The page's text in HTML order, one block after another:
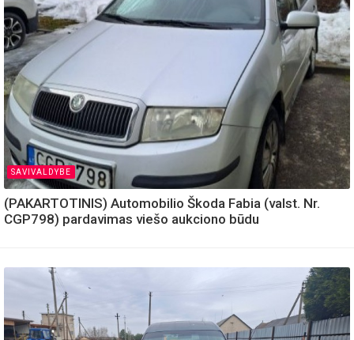
SAVIVALDYBE
(PAKARTOTINIS) Automobilio Škoda Fabia (valst. Nr.
CGP798) pardavimas viešo aukciono būdu